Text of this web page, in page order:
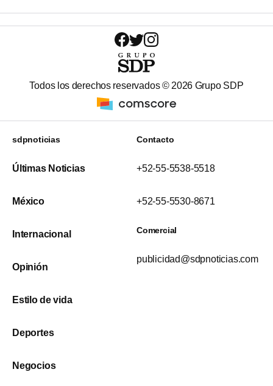
Todos los derechos reservados ©2026 Grupo SDP
sdpnoticias
Últimas Noticias
México
Internacional
Opinión
Estilo de vida
Deportes
Negocios
Contacto
+52-55-5538-5518
+52-55-5530-8671
Comercial
publicidad@sdpnoticias.com